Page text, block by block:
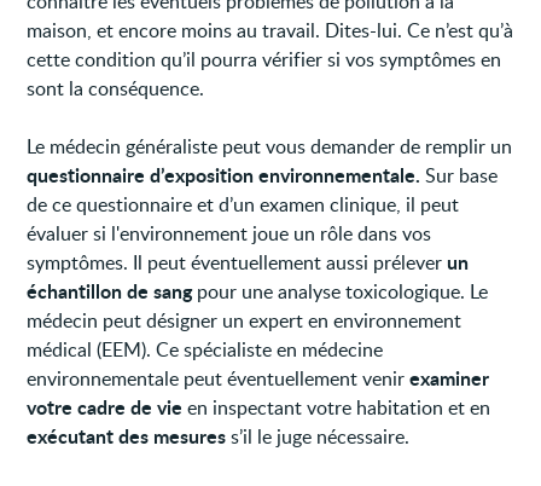
maison, et encore moins au travail. Dites-lui. Ce n’est qu’à
cette condition qu’il pourra vérifier si vos symptômes en
sont la conséquence.
Le médecin généraliste peut vous demander de remplir un
questionnaire d’exposition environnementale. Sur base
de ce questionnaire et d’un examen clinique, il peut
évaluer si l'environnement joue un rôle dans vos
symptômes. Il peut éventuellement aussi prélever un
échantillon de sangpour une analyse toxicologique. Le
médecin peut désigner un expert en environnement
médical (EEM). Ce spécialiste en médecine
environnementale peut éventuellement venirexaminer
votre cadre de vie en inspectant votre habitation et en
exécutant des mesuress’il le juge nécessaire.